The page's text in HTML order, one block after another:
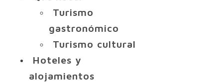
Turismo
gastronómico
Turismo cultural
Hoteles y
alojamientos